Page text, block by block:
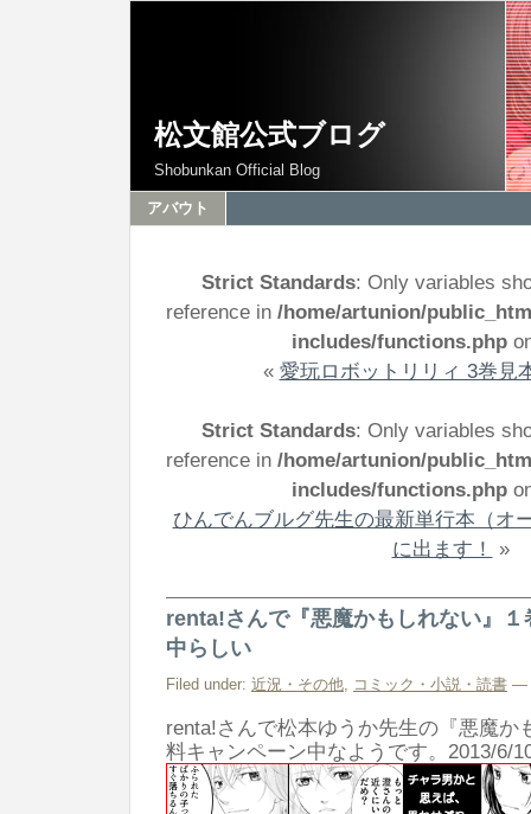
松文館公式ブログ
Shobunkan Official Blog
アバウト
Strict Standards: Only variables
reference in /home/artunion/
includes/functions.php
« 愛玩ロボットリリィ 3巻見
Strict Standards: Only variables
reference in /home/artunion/
includes/functions.php
ひんでんブルグ先生の最新単行本（オ
に出ます！
»
renta!さんで『悪魔かもしれない』
中らしい
Filed under: 近況・その他, コミック・小説・読書 —
renta!さんで松本ゆうか先生の『悪魔か
料キャンペーン中なようです。2013/6/